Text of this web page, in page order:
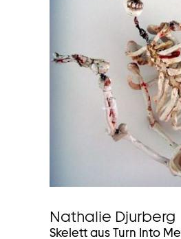
Nathalie Djurberg
Skelett aus Turn Into Me